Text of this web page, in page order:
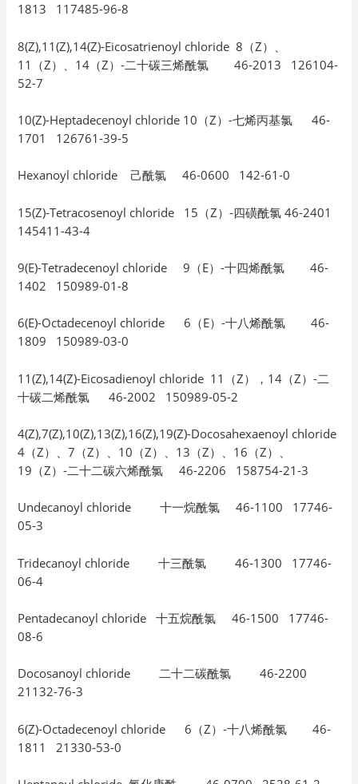
1813 117485-96-8
8(Z),11(Z),14(Z)-Eicosatrienoyl chloride 8（Z）、
11（Z）、14（Z）-二十碳三烯酰氯 46-2013 126104-
52-7
10(Z)-Heptadecenoyl chloride 10（Z）-七烯丙基氯 46-
1701 126761-39-5
Hexanoyl chloride 己酰氯 46-0600 142-61-0
15(Z)-Tetracosenoyl chloride 15（Z）-四磺酰氯 46-2401
145411-43-4
9(E)-Tetradecenoyl chloride 9（E）-十四烯酰氯 46-
1402 150989-01-8
6(E)-Octadecenoyl chloride 6（E）-十八烯酰氯 46-
1809 150989-03-0
11(Z),14(Z)-Eicosadienoyl chloride 11（Z），14（Z）-二
十碳二烯酰氯 46-2002 150989-05-2
4(Z),7(Z),10(Z),13(Z),16(Z),19(Z)-Docosahexaenoyl chloride
4（Z）、7（Z）、10（Z）、13（Z）、16（Z）、
19（Z）-二十二碳六烯酰氯 46-2206 158754-21-3
Undecanoyl chloride 十一烷酰氯 46-1100 17746-
05-3
Tridecanoyl chloride 十三酰氯 46-1300 17746-
06-4
Pentadecanoyl chloride 十五烷酰氯 46-1500 17746-
08-6
Docosanoyl chloride 二十二碳酰氯 46-2200
21132-76-3
6(Z)-Octadecenoyl chloride 6（Z）-十八烯酰氯 46-
1811 21330-53-0